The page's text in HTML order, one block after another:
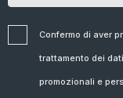
Confermo di aver
trattamento dei
promozionali e